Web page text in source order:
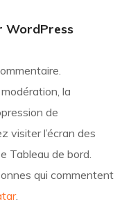
WordPress
la
de
visiter l’écran des
Tableau de bord.
qui commentent
.